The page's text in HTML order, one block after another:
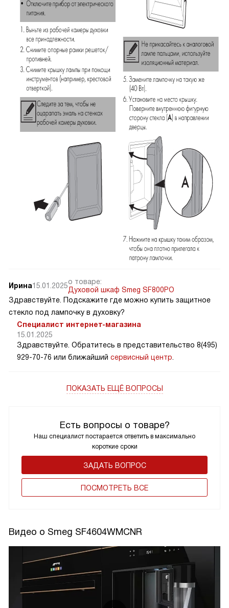
Есть вопросы о товаре?
Наш специалист постарается ответить в максимально
короткие сроки
ЗАДАТЬ ВОПРОС
ПОCМОТРЕТЬ ВСЕ
Ирина15.01.2025о товаре:
Духовой шкаф Smeg SF800PO
Здравствуйте. Подскажите где можно купить защитное
стекло под лампочку в духовку?
Специалист интернет-магазина
15.01.2025
Здравствуйте. Обратитесь в представительство 8(495)
929-70-76 или ближайший сервисный центр.
ПОКАЗАТЬ ЕЩЁ ВОПРОСЫ
Видео о Smeg SF4604WMCNR